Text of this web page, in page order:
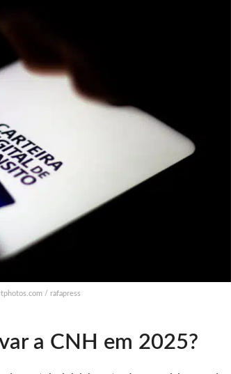
/ rafapress
a CNH em 2025?